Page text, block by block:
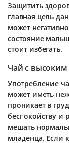
Защитить
главная цель
может
состояние
стоит избегать.
Чай с
Употребление
может иметь
проникает в
беспокойству и
мешать
младенца. Если